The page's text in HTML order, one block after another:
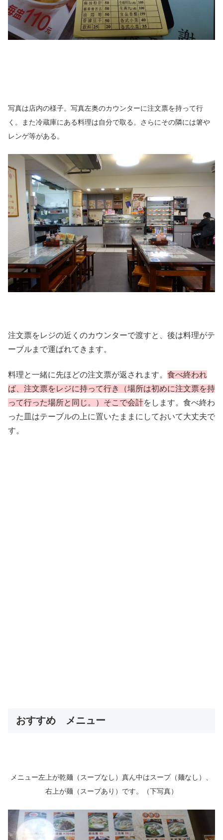
写真は店内の様子。写真左奥のカウンターに注文票を持って行
く。また冷蔵庫にある料理は自分で取る。さらにその隣には箸や
レンゲ等がある。
注文票をレジの近くのカウンターで渡すと、後は料理がテ
ーブルまで運ばれてきます。
料理と一緒に先ほどの注文票が返されます。 食べ終われ
ば、注文票をレジに持って行き（場所は初めに注文票を持
って行った場所と同じ。）そこで会計をします。食べ終わ
った皿はテーブルの上に置いたままにしておいて大丈夫で
す。
おすすめ メニュー
メニュー左上が乾麺（スープなし）真ん中はスープ（麺なし）、
右上が麺（スープあり）です。（下写真）